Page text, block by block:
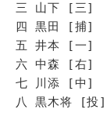
三 山下 [三]
四 黒田 [捕]
五 井本 [一]
六 中森 [右]
七 川添 [中]
八 黒木将 [投]